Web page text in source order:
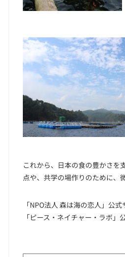
これから、日本の食の豊かさを
点や、共学の場作りのために、
「NPO法人 森は海の恋人」公式
「ピース・ネイチャー・ラボ」